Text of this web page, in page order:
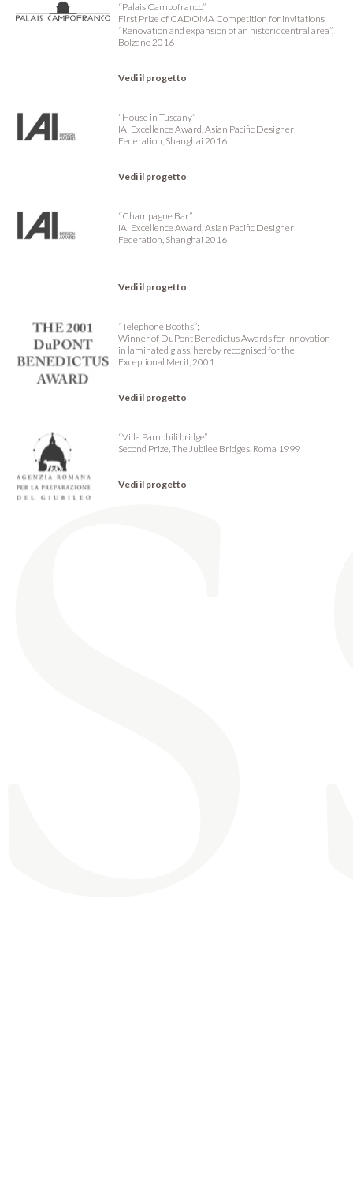
“Palais Campofranco”
First Prize of CADOMA Competition for invitations
“Renovation and expansion of an historic central area”,
Bolzano 2016
Vedi il progetto
“House in Tuscany”
IAI Excellence Award, Asian Pacific Designer
Federation, Shanghai 2016
Vedi il progetto
“Champagne Bar”
IAI Excellence Award, Asian Pacific Designer
Federation, Shanghai 2016
Vedi il progetto
“Telephone Booths”;
Winner of DuPont Benedictus Awards for innovation
in laminated glass, hereby recognised for the
Exceptional Merit, 2001
Vedi il progetto
“Villa Pamphili bridge”
Second Prize, The Jubilee Bridges, Roma 1999
Vedi il progetto